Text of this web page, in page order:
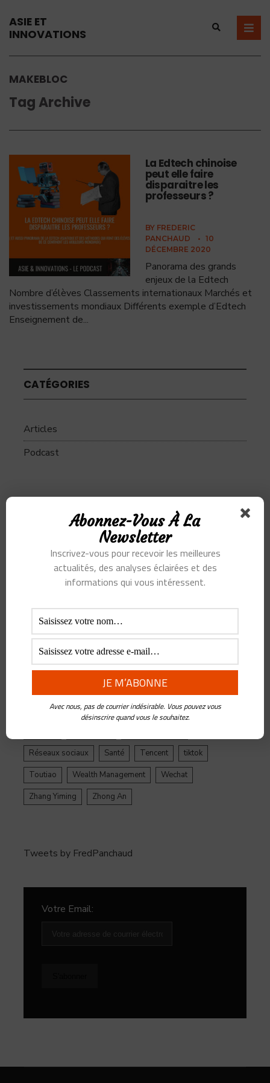
ASIE ET
INNOVATIONS
MAKEBLOC
Tag Archive
La Edtech chinoise
peut elle faire
disparaitre les
professeurs ?
BY FREDERIC
PANCHAUD
• 10
DÉCEMBRE 2020
Panorama des grands
enjeux de la Edtech
Nombre d’élèves Classements internationaux Marchés et
investissements mondiaux Différents exemple d’Edtech
Enseignement de...
CATÉGORIES
Articles
Podcast
Alibaba Alihealth Alipay ant
Ant Group
Assurance Banque BATX
Blockchain
Douyin
Ecosystème
Gestion de Patrimoine
Google Inde
Influenceur
Intelligence Artificielle
Jinri Toutiao
Live Streaming LuFax
Management
Réseaux sociaux
Santé Tencent
tiktok
Toutiao
Wealth Management
Wechat
Zhang Yiming
Zhong An
Tweets by FredPanchaud
Votre Email:
Abonnez-Vous À La
Newsletter
Inscrivez-vous pour recevoir les meilleures
actualités, des analyses éclairées et des
informations qui vous intéressent.
Avec nous, pas de courrier indésirable. Vous pouvez vous
désinscrire quand vous le souhaitez.